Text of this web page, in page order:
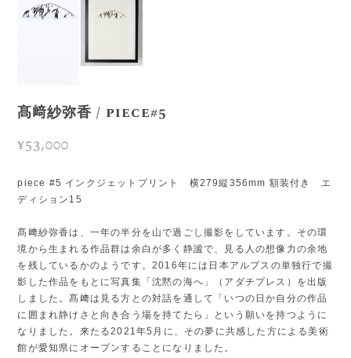
髙﨑紗弥香 / piece#5
¥53,000
piece #5 インクジェットプリント 横279縦356mm 額装付き エ
ディション15
髙﨑紗弥香は、一年の半分を山で過ごし撮影をしています。その環
境から生まれる作品群は余白が多く静謐で、見る人の想像力の余地
を残しているかのようです。2016年には日本アルプスの単独行で撮
影した作品をもとに写真集「沈黙の海へ」（アダチプレス）を出版
しました。髙﨑は見る方との対話を通して「いつの日か自分の作品
に囲まれ静けさと向き合う場を持てたら」という願いを持つように
なりました。来たる2021年5月に、その夢に共感した方による美術
館が愛知県にオープンすることになりました。